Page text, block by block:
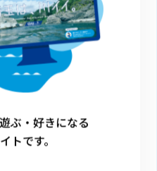
戻る
ぶ・好きになる
トです。